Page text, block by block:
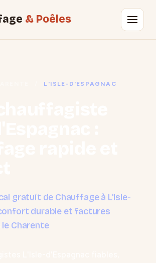
& Poêles
L'ISLE-D'ESPAGNAC
gratuit de Chauffage à L'Isle-
durable et factures
Charente